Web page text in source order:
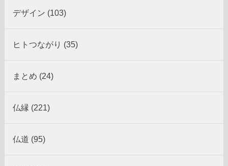
デザイン (103)
ヒトつながり (35)
まとめ (24)
仏縁 (221)
仏道 (95)